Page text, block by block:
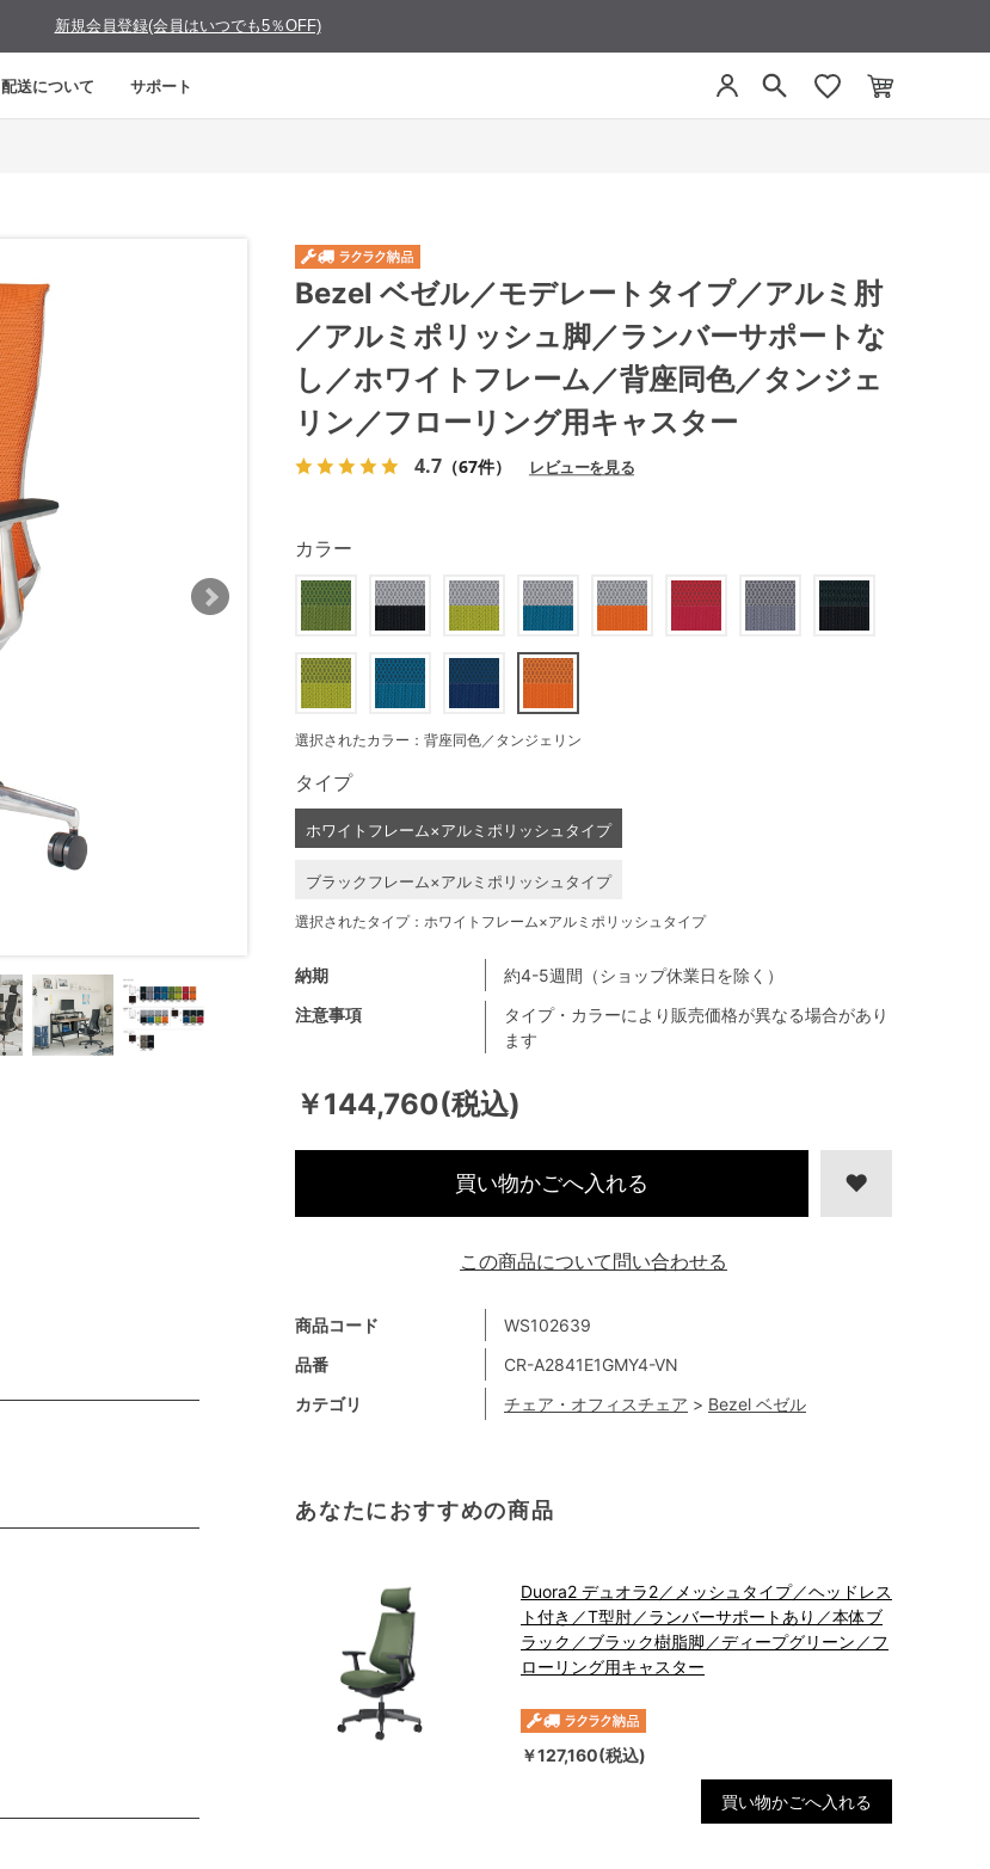
新規会員登録(会員はいつでも5％OFF)
配送について サポート
Bezel ベゼル／モデレートタイプ／アルミ肘
／アルミポリッシュ脚／ランバーサポートな
し／ホワイトフレーム／背座同色／タンジェ
リン／フローリング用キャスター
4.7 （67件） レビューを見る
￥144,760(税込)
商品コード
WS102639
品番
CR-A2841E1GMY4-VN
カテゴリ
チェア・オフィスチェア > Bezel ベゼル
注意事項
タイプ・カラーにより販売価格が異なる場合があり
ます
納期 約4-5週間（ショップ休業日を除く）
カラー
選択されたカラー：背座同色／タンジェリン
タイプ
ホワイトフレーム×アルミポリッシュタイプ
ブラックフレーム×アルミポリッシュタイプ
選択されたタイプ：ホワイトフレーム×アルミポリッシュタイプ
買い物かごへ入れる
あなたにおすすめの商品
Duora2 デュオラ2／メッシュタイプ／ヘッドレス
ト付き／T型肘／ランバーサポートあり／本体ブ
ラック／ブラック樹脂脚／ディープグリーン／フ
ローリング用キャスター
￥127,160(税込)
買い物かごへ入れる
この商品について問い合わせる